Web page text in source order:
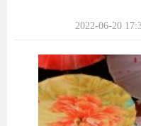
2022-06-20